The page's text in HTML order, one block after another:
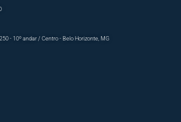
- 10º andar / Centro - Belo Horizonte, MG